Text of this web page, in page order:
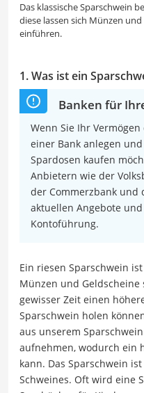
Das klassische Sparschwein
diese lassen sich Münzen
einführen.
1. Was ist ein
Banken für
Wenn Sie Ihr
einer Bank anlegen
Spardosen kaufen
Anbietern wie der
der Commerzbank und
aktuellen Angebote
Kontoführung.
Ein riesen Sparschwein
Münzen und
gewisser Zeit einen
Sparschwein holen
aus unserem
aufnehmen, wodurch ein
kann. Das Sparschwein
Schweines. Oft wird eine